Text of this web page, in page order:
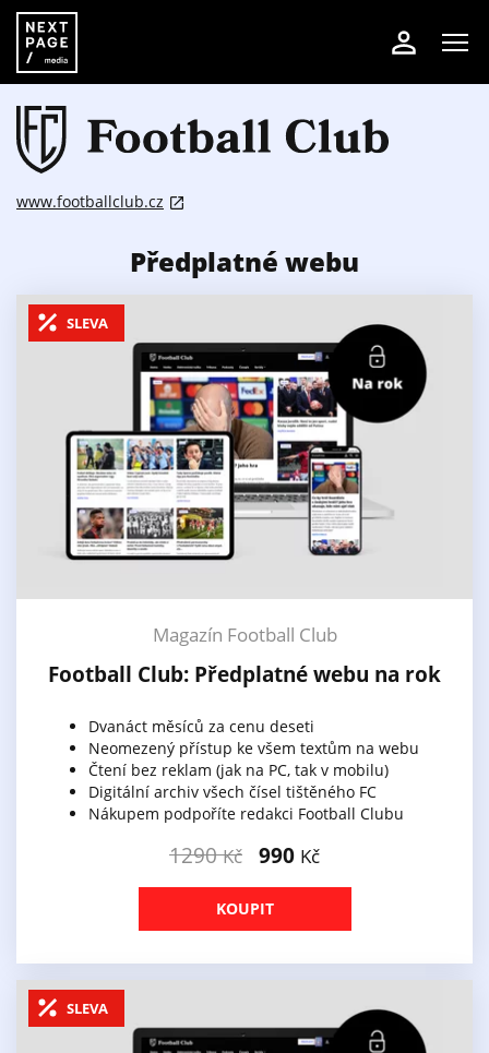
www.footballclub.cz
Předplatné webu
SLEVA
Magazín Football Club
Football Club: Předplatné webu na rok
Dvanáct měsíců za cenu deseti
Neomezený přístup ke všem textům na webu
Čtení bez reklam (jak na PC, tak v mobilu)
Digitální archiv všech čísel tištěného FC
Nákupem podpoříte redakci Football Clubu
1290Kč 990 Kč
KOUPIT
SLEVA